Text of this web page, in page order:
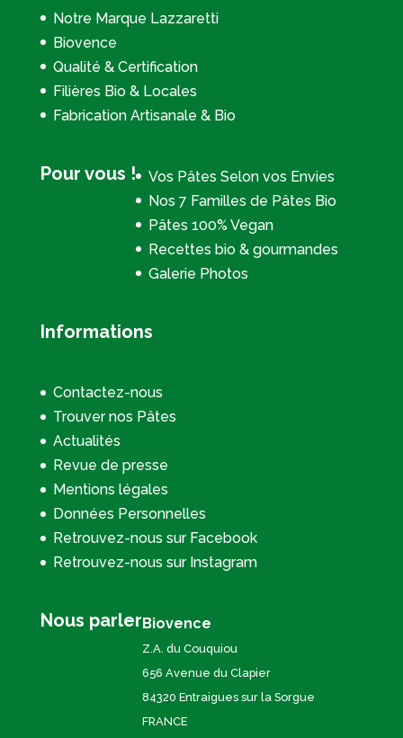
Notre Marque Lazzaretti
Biovence
Qualité & Certification
Filières Bio & Locales
Fabrication Artisanale & Bio
Pour vous !
Vos Pâtes Selon vos Envies
Nos 7 Familles de Pâtes Bio
Pâtes 100% Vegan
Recettes bio & gourmandes
Galerie Photos
Informations
Contactez-nous
Trouver nos Pâtes
Actualités
Revue de presse
Mentions légales
Données Personnelles
Retrouvez-nous sur Facebook
Retrouvez-nous sur Instagram
Nous parler Biovence
Z.A. du Couquiou
656 Avenue du Clapier
84320 Entraigues sur la Sorgue
FRANCE